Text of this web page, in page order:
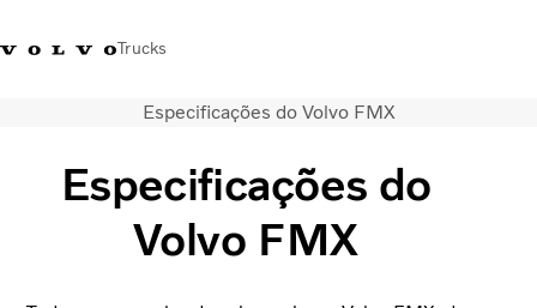
Trucks
Volvo Trucks
Nors Trucks and Buses Portugal
Soluções de transporte
Especificações do Volvo FMX
Especificações do
Volvo FMX